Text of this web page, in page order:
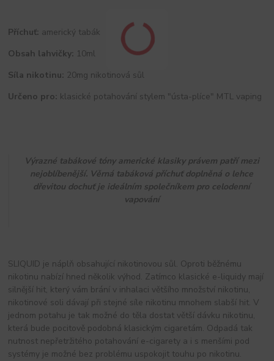
Příchuť: americký tabák
Obsah lahvičky: 10ml
Síla nikotinu: 20mg nikotinová sůl
Určeno pro: klasické potahování stylem "ústa-plíce" MTL vaping
Výrazné tabákové tóny americké klasiky právem patří mezi
nejoblíbenější. Věrná tabáková příchuť doplněná o lehce
dřevitou dochuť je ideálním společníkem pro celodenní
vapování
SLIQUID je náplň obsahující nikotinovou sůl. Oproti běžnému
nikotinu nabízí hned několik výhod. Zatímco klasické e-liquidy mají
silnější hit, který vám brání v inhalaci většího množství nikotinu,
nikotinové soli dávají při stejné síle nikotinu mnohem slabší hit. V
jednom potahu je tak možné do těla dostat větší dávku nikotinu,
která bude pocitově podobná klasickým cigaretám. Odpadá tak
nutnost nepřetržitého potahování e-cigarety a i s menšími pod
systémy je možné bez problému uspokojit touhu po nikotinu.